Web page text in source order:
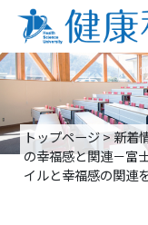
トップページ>新着
の幸福感と関連－富
イルと幸福感の関連